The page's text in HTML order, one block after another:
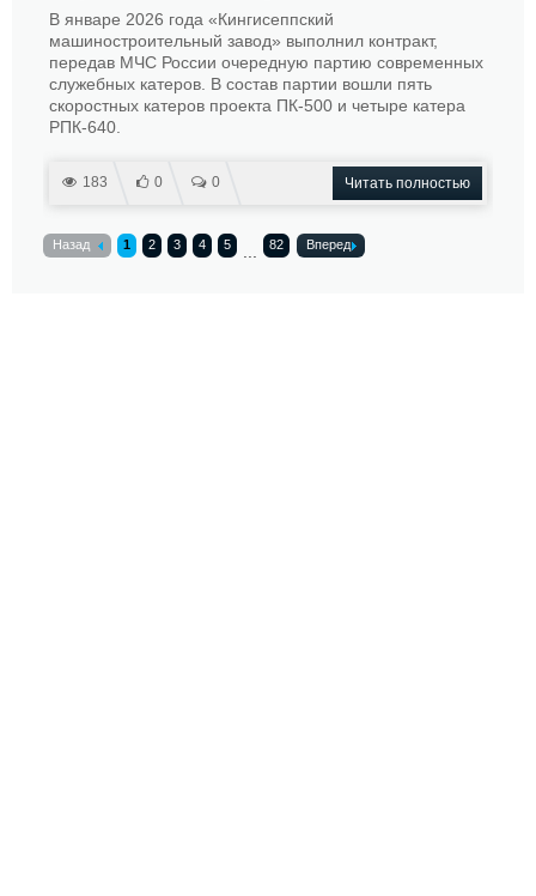
В январе 2026 года «Кингисеппский
машиностроительный завод» выполнил контракт,
передав МЧС России очередную партию современных
служебных катеров. В состав партии вошли пять
скоростных катеров проекта ПК-500 и четыре катера
РПК-640.
183 0 0 Читать полностью
Назад 1 2 3 4 5 82 Вперед